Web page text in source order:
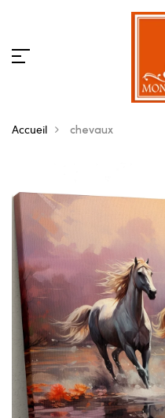
Accueil chevaux